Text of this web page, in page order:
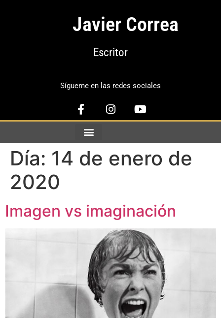
Javier Correa
Escritor
Sígueme en las redes sociales
Día: 14 de enero de
2020
Imagen vs imaginación